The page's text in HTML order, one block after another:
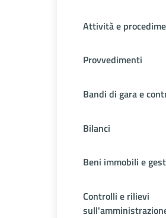
Attività e
Provvedimenti
Bandi di gara e
Bilanci
Beni immobili e
Controlli e rilievi